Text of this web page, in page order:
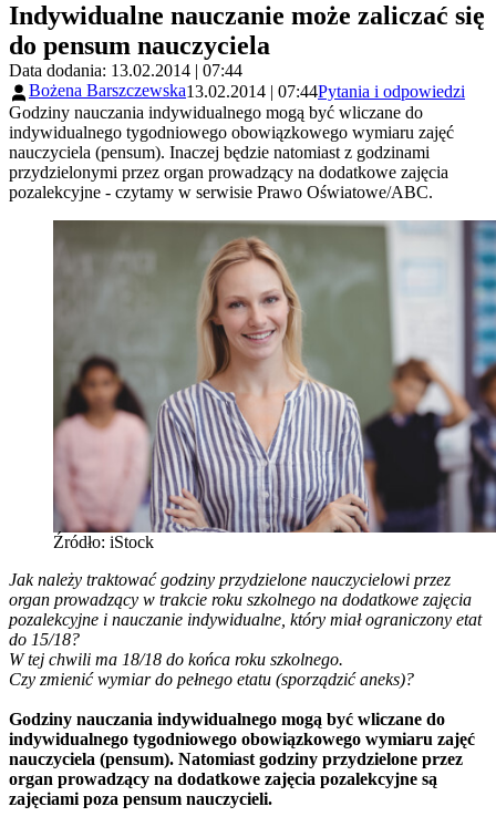
Indywidualne nauczanie może zaliczać się
do pensum nauczyciela
Data dodania: 13.02.2014 | 07:44
Bożena Barszczewska13.02.2014 | 07:44Pytania i odpowiedzi
Godziny nauczania indywidualnego mogą być wliczane do
indywidualnego tygodniowego obowiązkowego wymiaru zajęć
nauczyciela (pensum). Inaczej będzie natomiast z godzinami
przydzielonymi przez organ prowadzący na dodatkowe zajęcia
pozalekcyjne - czytamy w serwisie Prawo Oświatowe/ABC.
Źródło: iStock
Jak należy traktować godziny przydzielone nauczycielowi przez
organ prowadzący w trakcie roku szkolnego na dodatkowe zajęcia
pozalekcyjne i nauczanie indywidualne, który miał ograniczony etat
do 15/18?
W tej chwili ma 18/18 do końca roku szkolnego.
Czy zmienić wymiar do pełnego etatu (sporządzić aneks)?
Godziny nauczania indywidualnego mogą być wliczane do
indywidualnego tygodniowego obowiązkowego wymiaru zajęć
nauczyciela (pensum). Natomiast godziny przydzielone przez
organ prowadzący na dodatkowe zajęcia pozalekcyjne są
zajęciami poza pensum nauczycieli.